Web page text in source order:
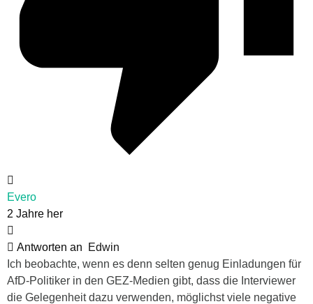
Evero
2 Jahre her
Antworten an
Edwin
Ich beobachte, wenn es denn selten genug Einladungen für
AfD-Politiker in den GEZ-Medien gibt, dass die Interviewer
die Gelegenheit dazu verwenden, möglichst viele negative